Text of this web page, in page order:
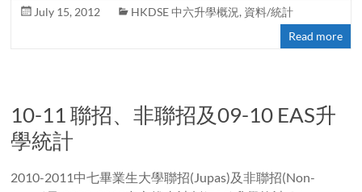
July 15, 2012 HKDSE 中六升學概況, 資料/統計
Read more
10-11 聯招、非聯招及09-10 EAS升
學統計
2010-2011中七畢業生大學聯招(Jupas)及非聯招(Non-